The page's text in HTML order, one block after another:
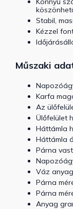
Stabil,
Kézzel
Műszaki
Karfa
Az
Ülőfelület
Háttámla
Háttámla
Párna
Váz
Párna
Párna
Anyag